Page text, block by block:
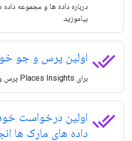
بیاموزید.
done_all اولین پرس و جو
برای Places Insights پرس و جو کنید.
done_all اولین درخواست خود
داده های مارک ها